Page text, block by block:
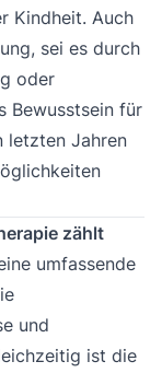
Kindheit. Auch
sei es durch
oder
Bewusstsein für
letzten Jahren
zählt
umfassende
und
ist die